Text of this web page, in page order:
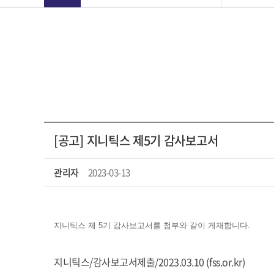
[공고] 지니틱스 제5기 감사보고서
관리자 2023-03-13
지니틱스 제 5기 감사보고서를 첨부와 같이 게재합니다.
지니틱스/감사보고서제출/2023.03.10 (fss.or.kr)